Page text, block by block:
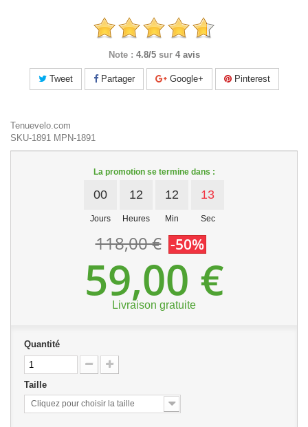
Note : 4.8/5 sur 4 avis
Tweet Partager Google+ Pinterest
Tenuevelo.com
SKU-1891 MPN-1891
La promotion se termine dans :
00
Jours
12
Heures
12
Min
13
Sec
118,00 € -50%
59,00 €
Livraison gratuite
Quantité
Taille
Cliquez pour choisir la taille